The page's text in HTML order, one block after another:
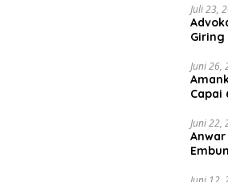
Juli 23,
Giring
Juni 26,
Capai
Juni 22,
Anwar